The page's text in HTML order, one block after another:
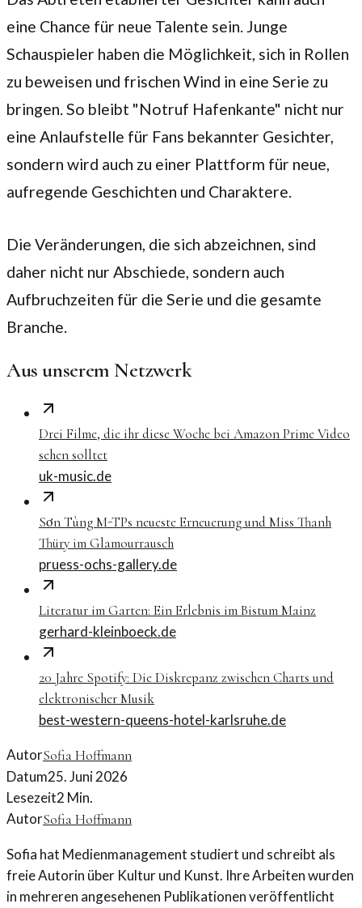
eine Chance für neue Talente sein. Junge
Schauspieler haben die Möglichkeit, sich in Rollen
zu beweisen und frischen Wind in eine Serie zu
bringen. So bleibt "Notruf Hafenkante" nicht nur
eine Anlaufstelle für Fans bekannter Gesichter,
sondern wird auch zu einer Plattform für neue,
aufregende Geschichten und Charaktere.
Die Veränderungen, die sich abzeichnen, sind
daher nicht nur Abschiede, sondern auch
Aufbruchzeiten für die Serie und die gesamte
Branche.
Aus unserem Netzwerk
Drei Filme, die ihr diese Woche bei Amazon Prime Video
sehen solltet
uk-music.de
Sơn Tùng M-TPs neueste Erneuerung und Miss Thanh
Thüry im Glamourrausch
pruess-ochs-gallery.de
Literatur im Garten: Ein Erlebnis im Bistum Mainz
gerhard-kleinboeck.de
20 Jahre Spotify: Die Diskrepanz zwischen Charts und
elektronischer Musik
best-western-queens-hotel-karlsruhe.de
AutorSofia Hoffmann
Datum25. Juni 2026
Lesezeit2 Min.
AutorSofia Hoffmann
Sofia hat Medienmanagement studiert und schreibt als
freie Autorin über Kultur und Kunst. Ihre Arbeiten wurden
in mehreren angesehenen Publikationen veröffentlicht